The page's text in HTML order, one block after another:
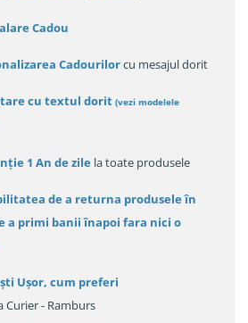
Cadou
Cadourilorcu mesajul dorit
cu textul dorit (vezi modelele
1 An de zile la toate produsele
de a returna produsele în
a primi banii înapoi fara nici o
Ușor, cum preferi
Curier - Ramburs